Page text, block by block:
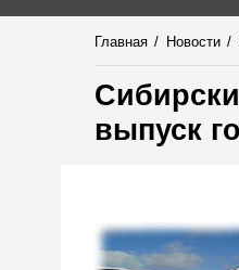
Главная / Новости /
выпуск